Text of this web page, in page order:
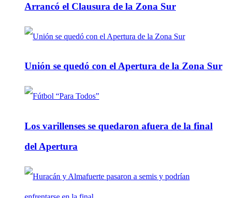
Arrancó el Clausura de la Zona Sur
Unión se quedó con el Apertura de la Zona Sur
Los varillenses se quedaron afuera de la final
del Apertura